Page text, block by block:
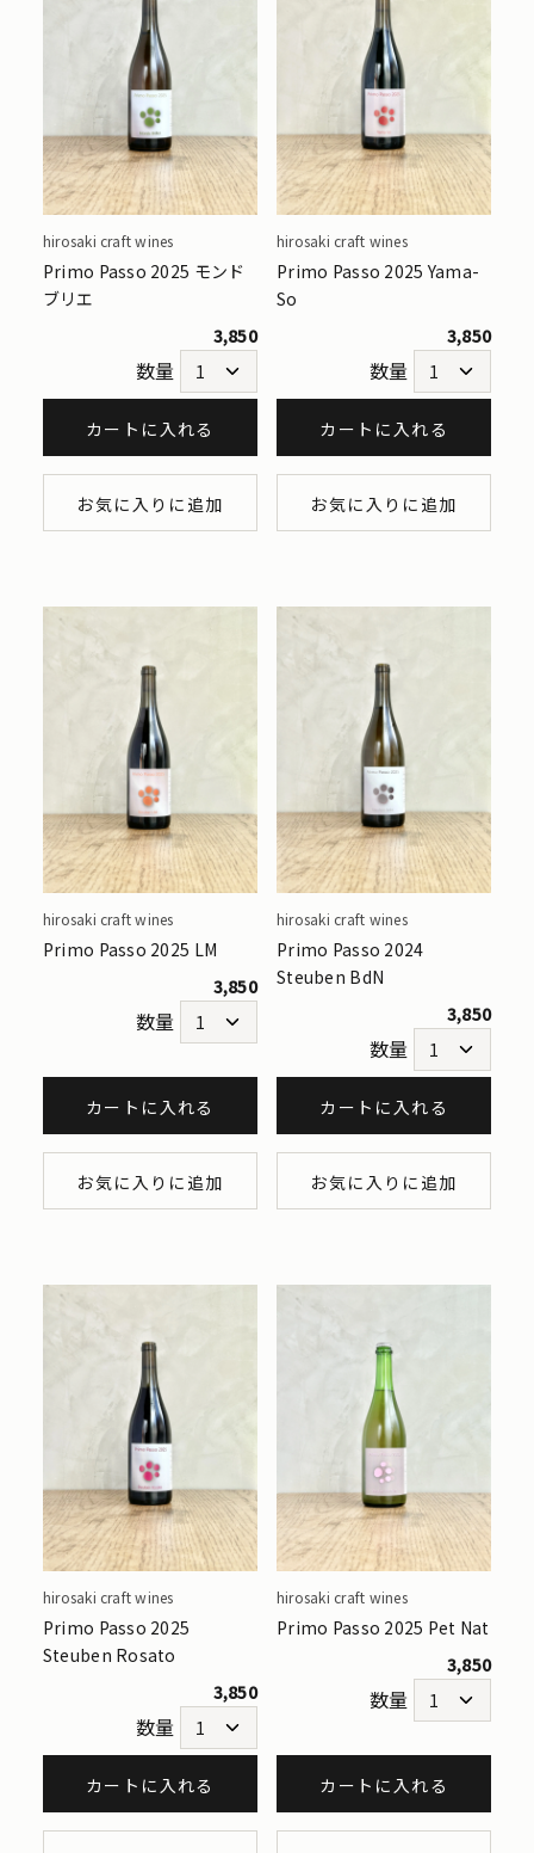
hirosaki craft wines
Primo Passo 2025 モンド
ブリエ
3,850
数量
カートに入れる
お気に入りに追加
hirosaki craft wines
Primo Passo 2025 Yama-
So
3,850
数量
カートに入れる
お気に入りに追加
hirosaki craft wines
Primo Passo 2025 LM
3,850
数量
カートに入れる
お気に入りに追加
hirosaki craft wines
Primo Passo 2024
Steuben BdN
3,850
数量
カートに入れる
お気に入りに追加
hirosaki craft wines
Primo Passo 2025
Steuben Rosato
3,850
数量
カートに入れる
hirosaki craft wines
Primo Passo 2025 Pet Nat
3,850
数量
カートに入れる